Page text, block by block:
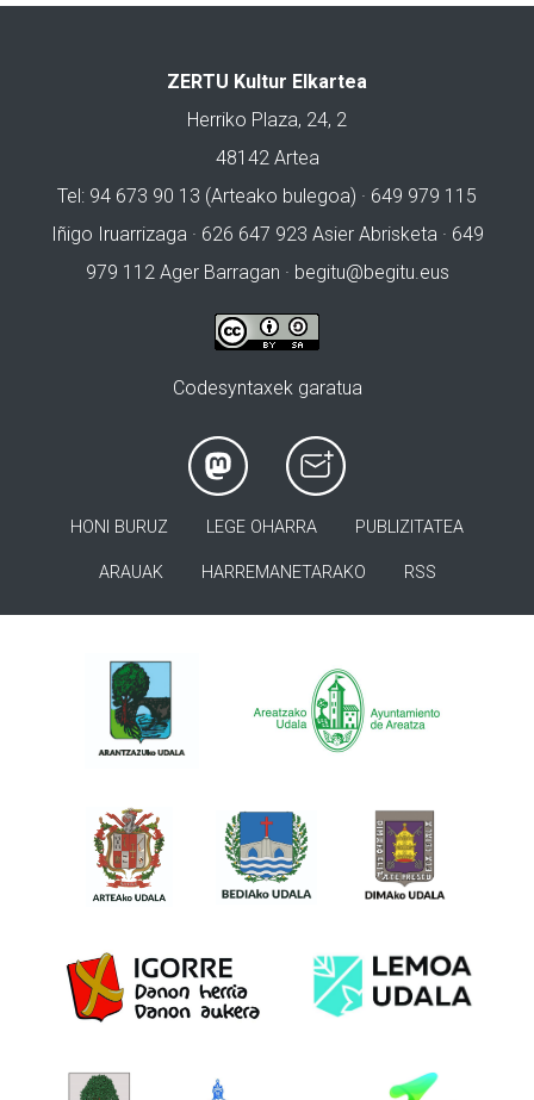
ZERTU Kultur Elkartea
Herriko Plaza, 24, 2
48142 Artea
Tel: 94 673 90 13 (Arteako bulegoa) · 649 979 115
Iñigo Iruarrizaga · 626 647 923 Asier Abrisketa · 649
979 112 Ager Barragan · begitu@begitu.eus
Codesyntaxek garatua
HONI BURUZ LEGE OHARRA PUBLIZITATEA
ARAUAK HARREMANETARAKO RSS